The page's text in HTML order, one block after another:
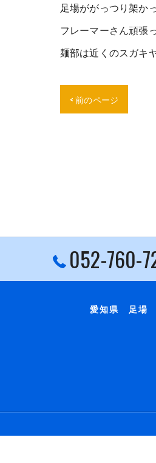
足場ががっつり架か
フレーマーさん頑張
麺部は近くのスガキ
< 前のページ
052-760-
愛知県 足場